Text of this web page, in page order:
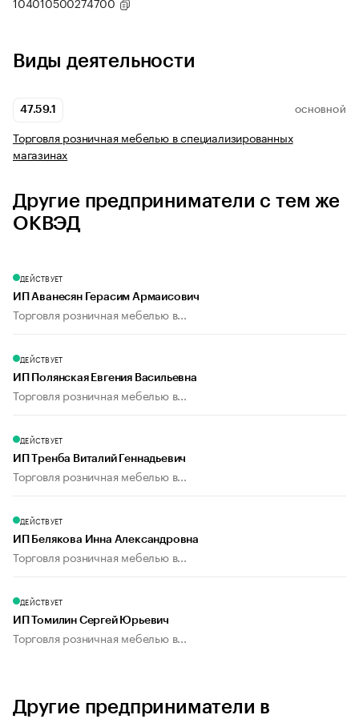
Виды деятельности
47.59.1 ОСНОВНОЙ
Торговля розничная мебелью в специализированных
магазинах
Другие предприниматели с тем же
ОКВЭД
ДЕЙСТВУЕТ
ИП Аванесян Герасим Армаисович
Торговля розничная мебелью в...
ДЕЙСТВУЕТ
ИП Полянская Евгения Васильевна
Торговля розничная мебелью в...
ДЕЙСТВУЕТ
ИП Тренба Виталий Геннадьевич
Торговля розничная мебелью в...
ДЕЙСТВУЕТ
ИП Белякова Инна Александровна
Торговля розничная мебелью в...
ДЕЙСТВУЕТ
ИП Томилин Сергей Юрьевич
Торговля розничная мебелью в...
Другие предприниматели в